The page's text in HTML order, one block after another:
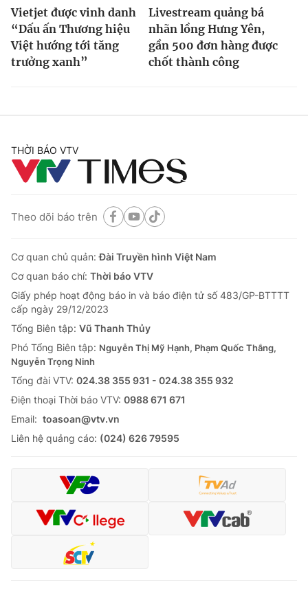
Vietjet được vinh danh
“Dấu ấn Thương hiệu
Việt hướng tới tăng
trưởng xanh”
Livestream quảng bá
nhãn lồng Hưng Yên,
gần 500 đơn hàng được
chốt thành công
THỜI BÁO VTV
Theo dõi báo trên
Cơ quan chủ quản:Đài Truyền hình Việt Nam
Cơ quan báo chí: Thời báo VTV
Giấy phép hoạt động báo in và báo điện tử số 483/GP-BTTTT
cấp ngày 29/12/2023
Tổng Biên tập: Vũ Thanh Thủy
Phó Tổng Biên tập: Nguyễn Thị Mỹ Hạnh, Phạm Quốc Thắng,
Nguyễn Trọng Ninh
Tổng đài VTV: 024.38 355 931 - 024.38 355 932
Ðiện thoại Thời báo VTV: 0988 671 671
Email: toasoan@vtv.vn
Liên hệ quảng cáo: (024) 626 79595